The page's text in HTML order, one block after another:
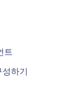
트
하기